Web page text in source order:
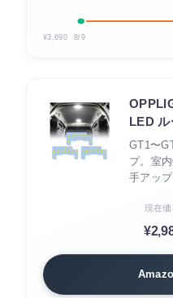
¥3,690 8/9
LED
ワイト
GT1〜
プ。室
手アップ
現在価